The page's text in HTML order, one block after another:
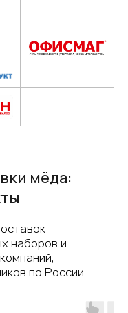
мёда:
наборов и
по России.